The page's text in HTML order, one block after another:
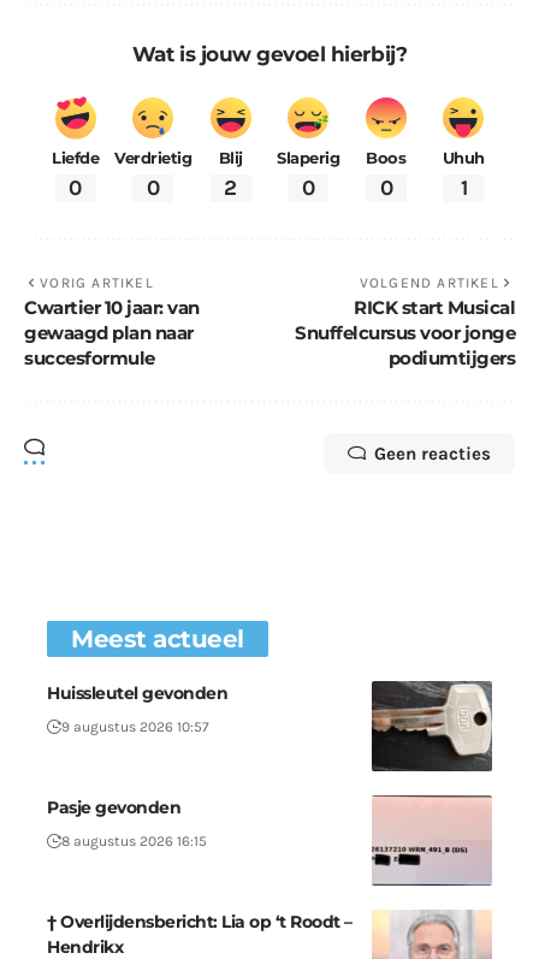
Wat is jouw gevoel hierbij?
Liefde
0
Verdrietig
0
Blij
2
Slaperig
0
Boos
0
Uhuh
1
VORIG ARTIKEL
Cwartier 10 jaar: van
gewaagd plan naar
succesformule
VOLGEND ARTIKEL
RICK start Musical
Snuffelcursus voor jonge
podiumtijgers
Geen reacties
Meest actueel
Huissleutel gevonden
9 augustus 2026 10:57
Pasje gevonden
8 augustus 2026 16:15
† Overlijdensbericht: Lia op ‘t Roodt –
Hendrikx